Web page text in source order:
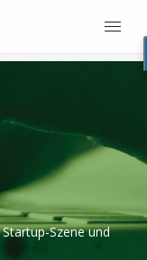
Szene und